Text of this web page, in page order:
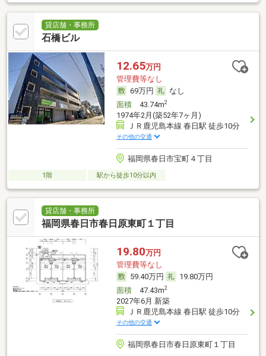
貸店舗・事務所
石橋ビル
12.65万円
管理費等なし
69万円
なし
面積43.74m2
1974年2月(築52年7ヶ月)
ＪＲ鹿児島本線 春日駅 徒歩10分
その他の交通
福岡県春日市宝町４丁目
1階 駅から徒歩10分以内
貸店舗・事務所
福岡県春日市春日原東町１丁目
19.80万円
管理費等なし
59.40万円
19.80万円
面積47.43m2
2027年6月 新築
ＪＲ鹿児島本線 春日駅 徒歩10分
その他の交通
福岡県春日市春日原東町１丁目